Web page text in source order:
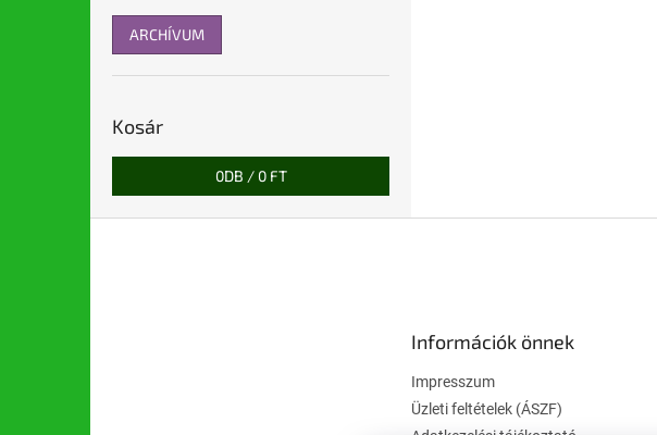
ARCHÍVUM
Kosár
0DB / 0 FT
Információk önnek
Impresszum
Üzleti feltételek (ÁSZF)